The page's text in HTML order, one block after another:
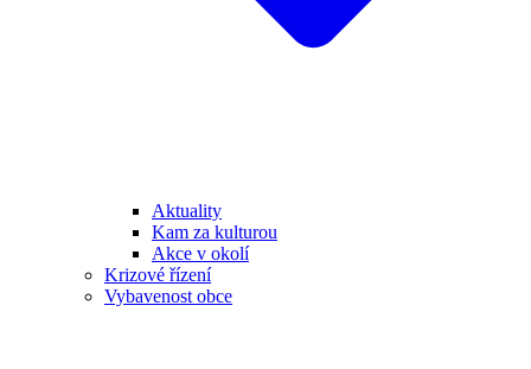
Aktuality
Kam za kulturou
Akce v okolí
Krizové řízení
Vybavenost obce